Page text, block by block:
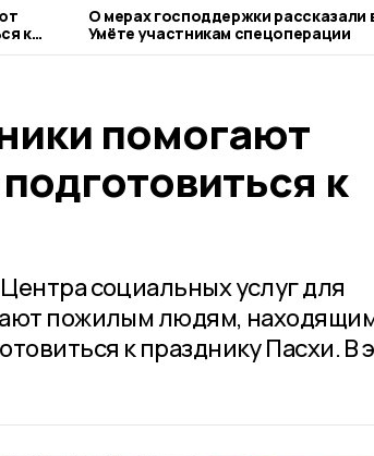
к
О мерах господдержки рассказали
Умёте участникам спецоперации
помогают
к
социальных услуг для
пожилым людям,
к празднику Пасхи. В